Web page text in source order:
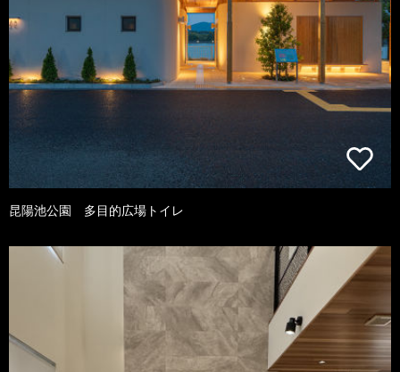
昆陽池公園 多目的広場トイレ